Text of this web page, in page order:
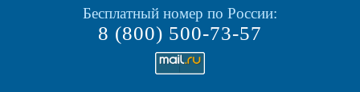
Бесплатный номер по России:
8 (800) 500-73-57